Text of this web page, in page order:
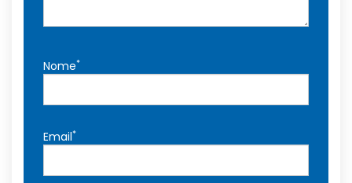
Nome*
Email*